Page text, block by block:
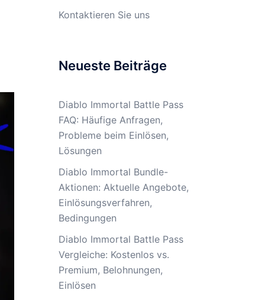
Kontaktieren Sie uns
Neueste Beiträge
Diablo Immortal Battle Pass
FAQ: Häufige Anfragen,
Probleme beim Einlösen,
Lösungen
Diablo Immortal Bundle-
Aktionen: Aktuelle Angebote,
Einlösungsverfahren,
Bedingungen
Diablo Immortal Battle Pass
Vergleiche: Kostenlos vs.
Premium, Belohnungen,
Einlösen